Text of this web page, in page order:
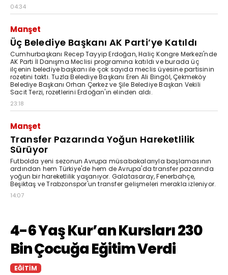
04:34
Manşet
Üç Belediye Başkanı AK Parti’ye Katıldı
Cumhurbaşkanı Recep Tayyip Erdoğan, Haliç Kongre Merkezi'nde
AK Parti İl Danışma Meclisi programına katıldı ve burada üç
ilçenin belediye başkanı ile çok sayıda meclis üyesine partisinin
rozetini taktı. Tuzla Belediye Başkanı Eren Ali Bingöl, Çekmeköy
Belediye Başkanı Orhan Çerkez ve Şile Belediye Başkan Vekili
Sacit Terzi, rozetlerini Erdoğan'ın elinden aldı.
23:18
Manşet
Transfer Pazarında Yoğun Hareketlilik
Sürüyor
Futbolda yeni sezonun Avrupa müsabakalarıyla başlamasının
ardından hem Türkiye'de hem de Avrupa'da transfer pazarında
yoğun bir hareketlilik yaşanıyor. Galatasaray, Fenerbahçe,
Beşiktaş ve Trabzonspor'un transfer gelişmeleri merakla izleniyor.
14:07